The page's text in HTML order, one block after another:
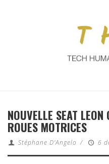
NOUVELLE SEAT
ROUES MOTRICES
Stéphane D'Angelo / 6